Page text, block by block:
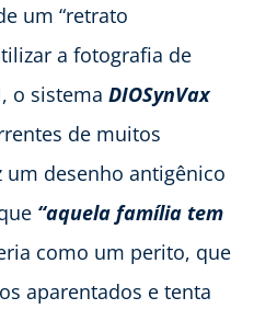
um “retrato
a fotografia de
o sistema DIOSynVax
de muitos
desenho antigênico
“aquela família tem
como um perito, que
aparentados e tenta